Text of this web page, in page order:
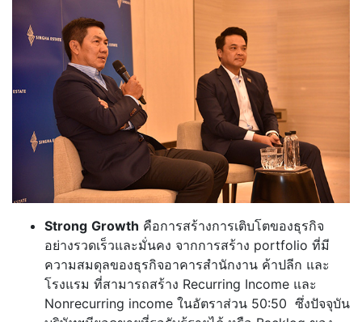
Strong Growth คือการสร้างการเติบโตของธุรกิจ
อย่างรวดเร็วและมั่นคง จากการสร้าง portfolio ที่มี
ความสมดุลของธุรกิจอาคารสำนักงาน ค้าปลีก และ
โรงแรม ที่สามารถสร้าง Recurring Income และ
Nonrecurring income ในอัตราส่วน 50:50 ซึ่งปัจจุบัน